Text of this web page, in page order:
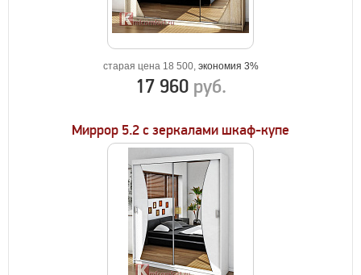
старая цена 18 500, экономия 3%
17 960 руб.
Миррор 5.2 с зеркалами шкаф-купе